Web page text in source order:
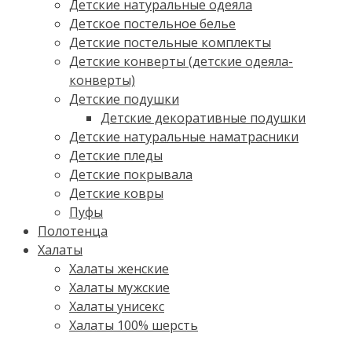
Детские натуральные одеяла
Детское постельное белье
Детские постельные комплекты
Детские конверты (детские одеяла-
конверты)
Детские подушки
Детские декоративные подушки
Детские натуральные наматрасники
Детские пледы
Детские покрывала
Детские ковры
Пуфы
Полотенца
Халаты
Халаты женские
Халаты мужские
Халаты унисекс
Халаты 100% шерсть